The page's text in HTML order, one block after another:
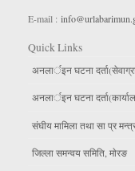
E-mail :
Quick Links
अनलार्इन घटना
अनलार्इन घटना
संघीय मामिला तथा सा प्र
जिल्ला समन्वय समिति, माेरङ